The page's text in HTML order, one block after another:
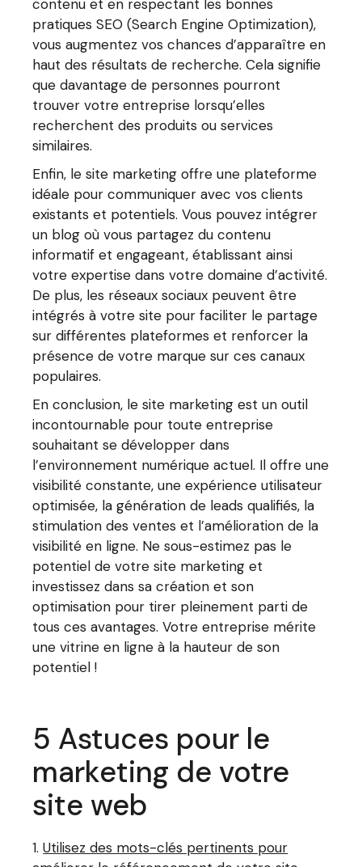
contenu et en respectant les bonnes
pratiques SEO (Search Engine Optimization),
vous augmentez vos chances d’apparaître en
haut des résultats de recherche. Cela signifie
que davantage de personnes pourront
trouver votre entreprise lorsqu’elles
recherchent des produits ou services
similaires.
Enfin, le site marketing offre une plateforme
idéale pour communiquer avec vos clients
existants et potentiels. Vous pouvez intégrer
un blog où vous partagez du contenu
informatif et engageant, établissant ainsi
votre expertise dans votre domaine d’activité.
De plus, les réseaux sociaux peuvent être
intégrés à votre site pour faciliter le partage
sur différentes plateformes et renforcer la
présence de votre marque sur ces canaux
populaires.
En conclusion, le site marketing est un outil
incontournable pour toute entreprise
souhaitant se développer dans
l’environnement numérique actuel. Il offre une
visibilité constante, une expérience utilisateur
optimisée, la génération de leads qualifiés, la
stimulation des ventes et l’amélioration de la
visibilité en ligne. Ne sous-estimez pas le
potentiel de votre site marketing et
investissez dans sa création et son
optimisation pour tirer pleinement parti de
tous ces avantages. Votre entreprise mérite
une vitrine en ligne à la hauteur de son
potentiel !
5 Astuces pour le
marketing de votre
site web
Utilisez des mots-clés pertinents pour